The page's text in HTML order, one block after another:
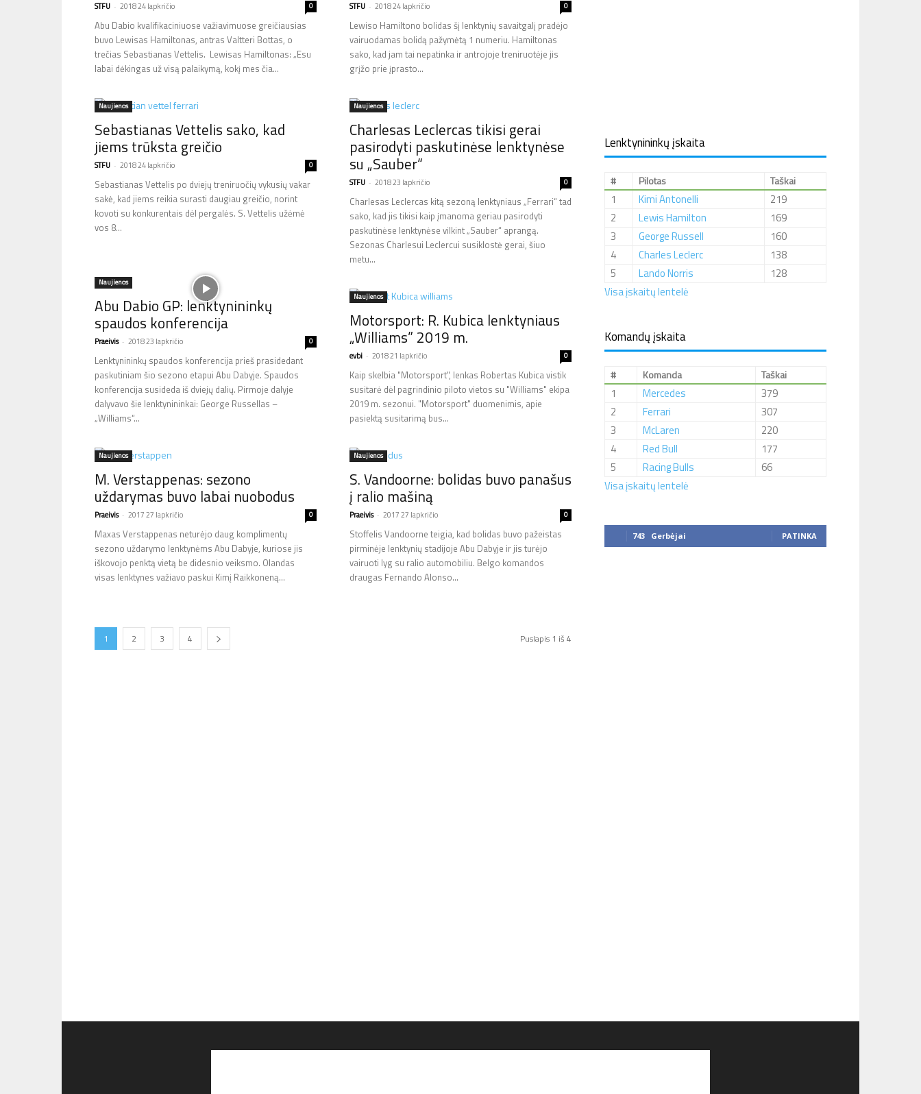
STFU - 2018 24 lapkričio 0
Abu Dabio kvalifikaciniuose važiavimuose greičiausias
buvo Lewisas Hamiltonas, antras Valtteri Bottas, o
trečias Sebastianas Vettelis. Lewisas Hamiltonas: „Esu
labai dėkingas už visą palaikymą, kokį mes čia...
STFU - 2018 24 lapkričio 0
Lewiso Hamiltono bolidas šį lenktynių savaitgalį pradėjo
vairuodamas bolidą pažymėtą 1 numeriu. Hamiltonas
sako, kad jam tai nepatinka ir antrojoje treniruotėje jis
grįžo prie įprasto...
Naujienos
Sebastianas Vettelis sako, kad
jiems trūksta greičio
STFU - 2018 24 lapkričio 0
Sebastianas Vettelis po dviejų treniruočių vykusių vakar
sakė, kad jiems reikia surasti daugiau greičio, norint
kovoti su konkurentais dėl pergalės. S. Vettelis užėmė
vos 8...
Naujienos
Charlesas Leclercas tikisi gerai
pasirodyti paskutinėse lenktynėse
su „Sauber“
STFU - 2018 23 lapkričio 0
Charlesas Leclercas kitą sezoną lenktyniaus „Ferrari“ tad
sako, kad jis tikisi kaip įmanoma geriau pasirodyti
paskutinėse lenktynėse vilkint „Sauber“ aprangą.
Sezonas Charlesui Leclercui susiklostė gerai, šiuo
metu...
Naujienos
Abu Dabio GP: lenktynininkų
spaudos konferencija
Praeivis - 2018 23 lapkričio 0
Lenktynininkų spaudos konferencija prieš prasidedant
paskutiniam šio sezono etapui Abu Dabyje. Spaudos
konferencija susideda iš dviejų dalių. Pirmoje dalyje
dalyvavo šie lenktynininkai: George Russellas –
„Williams“...
Naujienos
Motorsport: R. Kubica lenktyniaus
„Williams” 2019 m.
evbi - 2018 21 lapkričio 0
Kaip skelbia "Motorsport", lenkas Robertas Kubica vistik
susitarė dėl pagrindinio piloto vietos su "Williams" ekipa
2019 m. sezonui. "Motorsport" duomenimis, apie
pasiektą susitarimą bus...
Naujienos
M. Verstappenas: sezono
uždarymas buvo labai nuobodus
Praeivis - 2017 27 lapkričio 0
Maxas Verstappenas neturėjo daug komplimentų
sezono uždarymo lenktynėms Abu Dabyje, kuriose jis
iškovojo penktą vietą be didesnio veiksmo. Olandas
visas lenktynes važiavo paskui Kimį Raikkoneną...
Naujienos
S. Vandoorne: bolidas buvo panašus
į ralio mašiną
Praeivis - 2017 27 lapkričio 0
Stoffelis Vandoorne teigia, kad bolidas buvo pažeistas
pirminėje lenktynių stadijoje Abu Dabyje ir jis turėjo
vairuoti lyg su ralio automobiliu. Belgo komandos
draugas Fernando Alonso...
1 2 3 4 Puslapis 1 iš 4
Lenktynininkų įskaita
# Pilotas Taškai
1 Kimi Antonelli
219
2
Lewis Hamilton
169
3
George Russell
160
4
Charles Leclerc
138
5
Lando Norris
128
Visa įskaitų lentelė
Komandų įskaita
# Komanda Taškai
1 Mercedes
379
2
Ferrari
307
3
McLaren
220
4
Red Bull
177
5
Racing Bulls
66
Visa įskaitų lentelė
743 Gerbėjai PATINKA